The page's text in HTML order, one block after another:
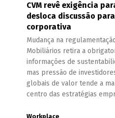
CVM revê exigência
desloca discussão
corporativa
Mudança na
Mobiliários retira a
informações de
mas pressão de
globais de valor tende a
centro das estratégias
Workplace